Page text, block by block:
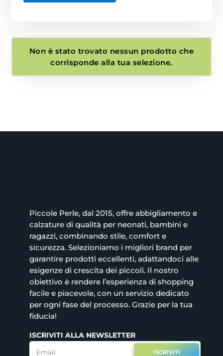
Non è stato trovato nessun prodotto che
corrisponde alla tua selezione.
Piccole Perle, dal 2015, offre abbigliamento e
calzature di qualità per neonati, bambini e
ragazzi, combinando stile, comfort e
sicurezza. Selezioniamo i migliori brand per
garantire prodotti eccellenti, adattandoci alle
esigenze di crescita dei piccoli. Il nostro
obiettivo è rendere l’esperienza di shopping
facile e piacevole, con un servizio dedicato
per ogni fase del processo. Grazie per la tua
fiducia!
ISCRIVITI ALLA NEWSLETTER
ISCRIVITI